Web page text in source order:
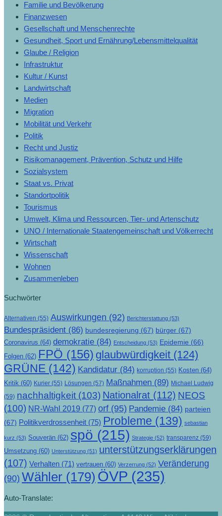
Familie und Bevölkerung
Finanzwesen
Gesellschaft und Menschenrechte
Gesundheit, Sport und Ernährung/Lebensmittelqualität
Glaube / Religion
Infrastruktur
Kultur / Kunst
Landwirtschaft
Medien
Migration
Mobilität und Verkehr
Politik
Recht und Justiz
Risikomanagement, Prävention, Schutz und Hilfe
Sozialsystem
Staat vs. Privat
Standortpolitik
Tourismus
Umwelt, Klima und Ressourcen, Tier- und Artenschutz
UNO / Internationale Staatengemeinschaft und Völkerrecht
Wirtschaft
Wissenschaft
Wohnen
Zusammenleben
Suchwörter
Alternativen (55) Auswirkungen (92) Berichterstattung (53)
Bundespräsident (86) bundesregierung (67) bürger (67)
Coronavirus (64) demokratie (84) Entscheidung (53) Epidemie (66)
Folgen (62) FPÖ (156) glaubwürdigkeit (124)
GRÜNE (142) Kandidatur (84) korruption (55) Kosten (64)
Kritik (60) Kurier (55) Lösungen (57) Maßnahmen (89) Michael Ludwig
(59) nachhaltigkeit (103) Nationalrat (112) NEOS
(100) NR-Wahl 2019 (77) orf (95) Pandemie (84) parteien
(67) Politikverdrossenheit (75) Probleme (139) sebastian
kurz (53) Souverän (62) spö (215) Strategie (52) transparenz (59)
Umsetzung (60) Unterstützung (51) unterstützungserklärungen
(107) Verhalten (71) vertrauen (60) Verzerrung (52) Veränderung
(90) Wähler (179) ÖVP (235)
Auto-Translate: